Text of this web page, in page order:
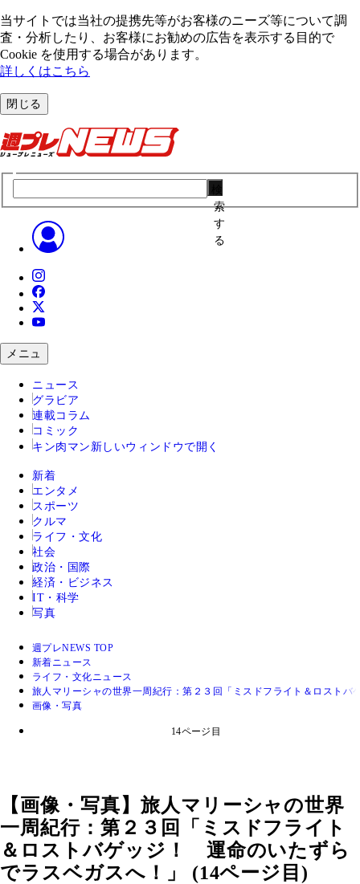
当サイトでは当社の提携先等がお客様のニーズ等について調
査・分析したり、お客様にお勧めの広告を表⽰する⽬的で
Cookie を使⽤する場合があります。
詳しくはこちら
閉じる
索
す
る
メニュ
ニュース
グラビア
連載コラム
コミック
キン肉マン 新しいウィンドウで開く
新着
エンタメ
スポーツ
クルマ
ライフ・文化
社会
政治・国際
経済・ビジネス
IT・科学
写真
週プレNEWS TOP
新着ニュース
ライフ・文化ニュース
旅人マリーシャの世界一周紀行：第２３回「ミスドフライト＆ロスト
画像・写真
14ページ目
【画像・写真】旅人マリーシャの世界
一周紀行：第２３回「ミスドフライト
＆ロストバゲッジ！ 運命のいたずら
でラスベガスへ！」 (14ページ目)